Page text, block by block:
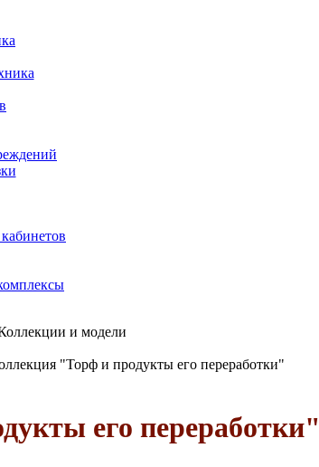
и модели
"Торф и продукты его переработки"
его переработки"